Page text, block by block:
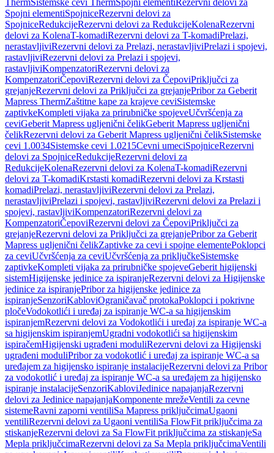
ThermSistemske cevi ThermSpojni elementi Rezervni delovi za
Spojni elementiSpojniceRezervni delovi za
SpojniceRedukcijeRezervni delovi za RedukcijeKolenaRezervni
delovi za KolenaT-komadiRezervni delovi za T-komadiPrelazi,
nerastavljiviRezervni delovi za Prelazi, nerastavljiviPrelazi i spojevi,
rastavljiviRezervni delovi za Prelazi i spojevi,
rastavljiviKompenzatoriRezervni delovi za
KompenzatoriČepoviRezervni delovi za ČepoviPriključci za
grejanjeRezervni delovi za Priključci za grejanjePribor za Geberit
Mapress ThermZaštitne kape za krajeve ceviSistemske
zaptivkeKompleti vijaka za prirubničke spojeveUčvršćenja za
ceviGeberit Mapress ugljenični čelikGeberit Mapress ugljenični
čelikRezervni delovi za Geberit Mapress ugljenični čelikSistemske
cevi 1.0034Sistemske cevi 1.0215Cevni umeciSpojniceRezervni
delovi za SpojniceRedukcijeRezervni delovi za
RedukcijeKolenaRezervni delovi za KolenaT-komadiRezervni
delovi za T-komadiKrstasti komadiRezervni delovi za Krstasti
komadiPrelazi, nerastavljiviRezervni delovi za Prelazi,
nerastavljiviPrelazi i spojevi, rastavljiviRezervni delovi za Prelazi i
spojevi, rastavljiviKompenzatoriRezervni delovi za
KompenzatoriČepoviRezervni delovi za ČepoviPriključci za
grejanjeRezervni delovi za Priključci za grejanjePribor za Geberit
Mapress ugljenični čelikZaptivke za cevi i spojne elementePoklopci
za ceviUčvršćenja za ceviUčvršćenja za priključkeSistemske
zaptivkeKompleti vijaka za prirubničke spojeveGeberit higijenski
sistemHigijenske jedinice za ispiranjeRezervni delovi za Higijenske
jedinice za ispiranjePribor za higijenske jedinice za
ispiranjeSenzoriKabloviOgraničavač protokaPoklopci i pokrivne
pločeVodokotlići i uređaj za ispiranje WC-a sa higijenskim
ispiranjemRezervni delovi za Vodokotlići i uređaj za ispiranje WC-a
sa higijenskim ispiranjemUgradni vodokotlići sa higijenskim
ispiračemHigijenski ugrađeni moduliRezervni delovi za Higijenski
ugrađeni moduliPribor za vodokotlić i uređaj za ispiranje WC-a sa
uređajem za higijensko ispiranje instalacijeRezervni delovi za Pribor
za vodokotlić i uređaj za ispiranje WC-a sa uređajem za higijensko
ispiranje instalacijeSenzoriKabloviJedinice napajanjaRezervni
delovi za Jedinice napajanjaKomponente mrežeVentili za cevne
sistemeRavni zaporni ventiliSa Mapress priključcimaUgaoni
ventiliRezervni delovi za Ugaoni ventiliSa FlowFit priključcima za
stiskanjeRezervni delovi za Sa FlowFit priključcima za stiskanjeSa
Mepla priključcimaRezervni delovi za Sa Mepla priključcimaVentili